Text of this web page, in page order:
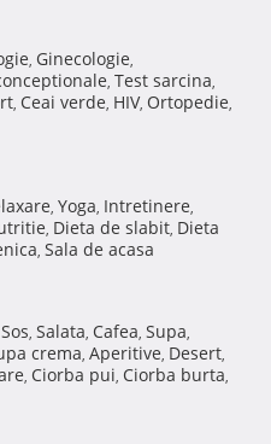
, Ginecologie,
, Test sarcina,
, Ceai verde, HIV, Ortopedie,
, Yoga, Intretinere,
, Dieta de slabit, Dieta
, Sala de acasa
Sos, Salata, Cafea, Supa,
crema, Aperitive, Desert,
, Ciorba pui, Ciorba burta,